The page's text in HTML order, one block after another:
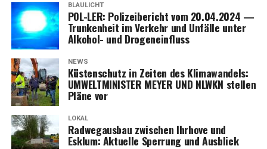
BLAULICHT
POL-LER: Poli­zei­be­richt vom 20.04.2024 —
Trun­ken­heit im Ver­kehr und Unfäl­le unter
Alko­hol- und Drogeneinfluss
NEWS
Küs­ten­schutz in Zei­ten des Kli­ma­wan­dels:
UMWELTMINISTER MEYER UND NLWKN stel­len
Plä­ne vor
LOKAL
Rad­weg­aus­bau zwi­schen Ihr­ho­ve und
Esklum: Aktu­el­le Sper­rung und Ausblick